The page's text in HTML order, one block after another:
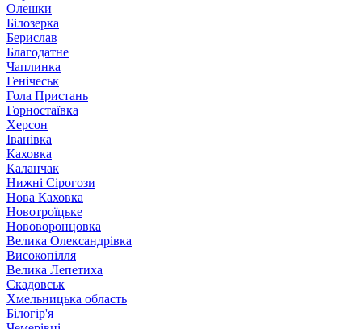
Олешки
Білозерка
Берислав
Благодатне
Чаплинка
Генічеськ
Гола Пристань
Горностаївка
Херсон
Іванівка
Каховка
Каланчак
Нижні Сірогози
Нова Каховка
Новотроїцьке
Нововоронцовка
Велика Олександрівка
Високопілля
Велика Лепетиха
Скадовськ
Хмельницька область
Білогір'я